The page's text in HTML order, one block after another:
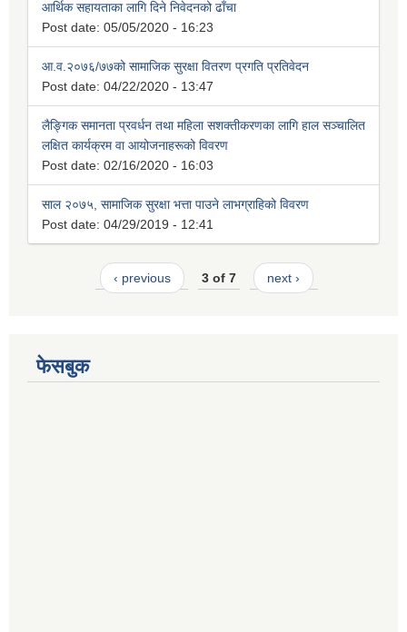
आर्थिक सहायताका लागि दिने निवेदनको ढाँचा
Post date: 05/05/2020 - 16:23
आ.व.२०७६/७७को सामाजिक सुरक्षा वितरण प्रगति प्रतिवेदन
Post date: 04/22/2020 - 13:47
लैङ्गिक समानता प्रवर्धन तथा महिला सशक्तीकरणका लागि हाल सञ्चालित
लक्षित कार्यक्रम वा आयोजनाहरूको विवरण
Post date: 02/16/2020 - 16:03
साल २०७५, सामाजिक सुरक्षा भत्ता पाउने लाभग्राहिको विवरण
Post date: 04/29/2019 - 12:41
‹ previous 3 of 7 next ›
फेसबुक